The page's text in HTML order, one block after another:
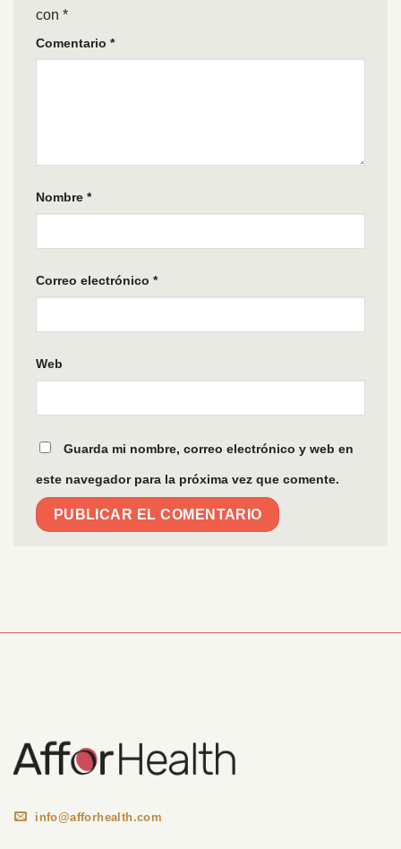
con *
Comentario *
Nombre *
Correo electrónico *
Web
Guarda mi nombre, correo electrónico y web en
este navegador para la próxima vez que comente.
info@afforhealth.com